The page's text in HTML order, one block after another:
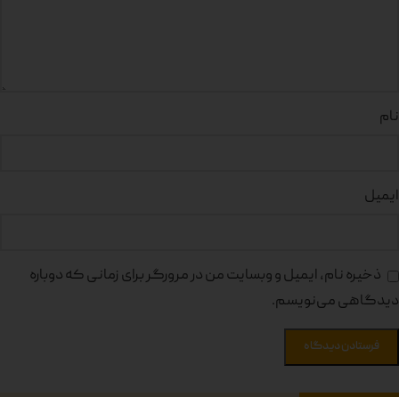
نام
ایمیل
ذخیره نام، ایمیل و وبسایت من در مرورگر برای زمانی که دوباره
دیدگاهی می‌نویسم.